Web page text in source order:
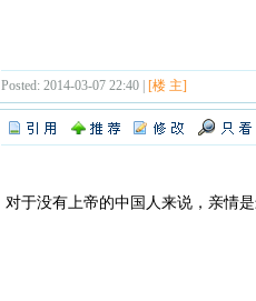
Posted: 2014-03-07 22:40 | [楼 主]
对于没有上帝的中国人来说，亲情